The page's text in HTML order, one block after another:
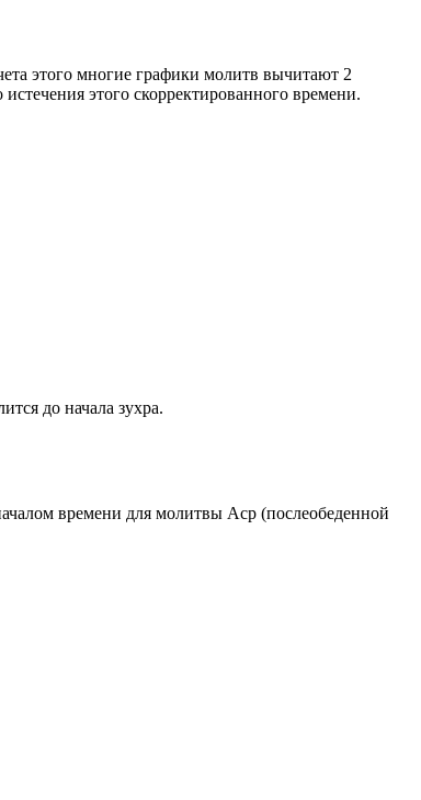
этого многие графики молитв вычитают 2
этого скорректированного времени.
до начала зухра.
времени для молитвы Аср (послеобеденной